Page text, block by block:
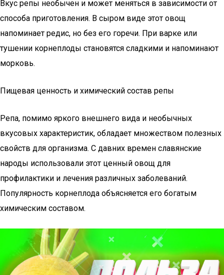
Вкус репы необычен и может меняться в зависимости от
способа приготовления. В сыром виде этот овощ
напоминает редис, но без его горечи. При варке или
тушении корнеплоды становятся сладкими и напоминают
морковь.
Пищевая ценность и химический состав репы
Репа, помимо яркого внешнего вида и необычных
вкусовых характеристик, обладает множеством полезных
свойств для организма. С давних времен славянские
народы использовали этот ценный овощ для
профилактики и лечения различных заболеваний.
Популярность корнеплода объясняется его богатым
химическим составом.